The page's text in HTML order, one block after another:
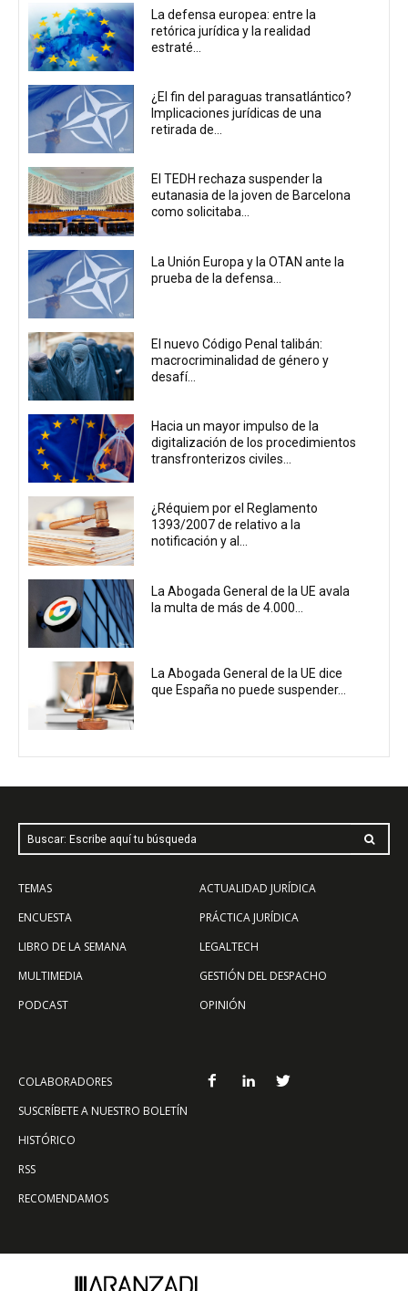
La defensa europea: entre la
retórica jurídica y la realidad
estraté...
¿El fin del paraguas transatlántico?
Implicaciones jurídicas de una
retirada de...
El TEDH rechaza suspender la
eutanasia de la joven de Barcelona
como solicitaba...
La Unión Europa y la OTAN ante la
prueba de la defensa...
El nuevo Código Penal talibán:
macrocriminalidad de género y
desafí...
Hacia un mayor impulso de la
digitalización de los procedimientos
transfronterizos civiles...
¿Réquiem por el Reglamento
1393/2007 de relativo a la
notificación y al...
La Abogada General de la UE avala
la multa de más de 4.000...
La Abogada General de la UE dice
que España no puede suspender...
Buscar: Escribe aquí tu búsqueda
TEMAS
ENCUESTA
LIBRO DE LA SEMANA
MULTIMEDIA
PODCAST
ACTUALIDAD JURÍDICA
PRÁCTICA JURÍDICA
LEGALTECH
GESTIÓN DEL DESPACHO
OPINIÓN
COLABORADORES
SUSCRÍBETE A NUESTRO BOLETÍN
HISTÓRICO
RSS
RECOMENDAMOS